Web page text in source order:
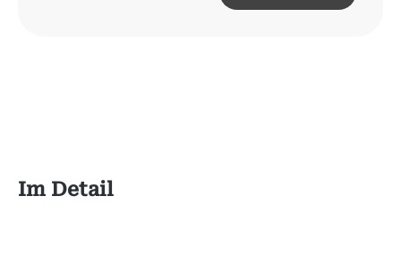
Im Detail